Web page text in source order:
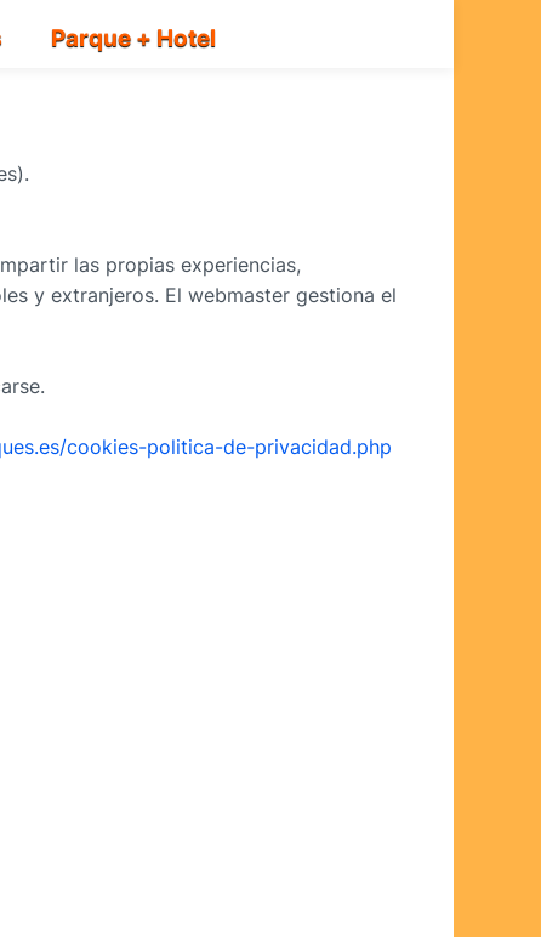
Parque + Hotel
las propias experiencias,
y extranjeros. El webmaster gestiona el
cookies-politica-de-privacidad.php